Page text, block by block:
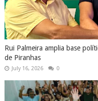
Rui Palmeira amplia base
de Piranhas
July 16, 2026 0